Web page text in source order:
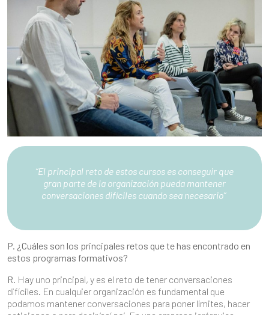
“El principal reto de estos cursos es conseguir que
gran parte de la organización pueda mantener
conversaciones difíciles cuando sea necesario”
P. ¿Cuáles son los principales retos que te has encontrado en
estos programas formativos?
R. Hay uno principal, y es el reto de tener conversaciones
difíciles. En cualquier organización es fundamental que
podamos mantener conversaciones para poner límites, hacer